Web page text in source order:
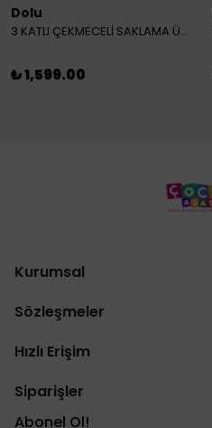
Dolu
3 KATLI ÇEKMECELİ SAKLAMA ÜNİTESİ
₺ 1,599.00
Kurumsal
Sözleşmeler
Hızlı Erişim
Siparişler
Abonel Ol!